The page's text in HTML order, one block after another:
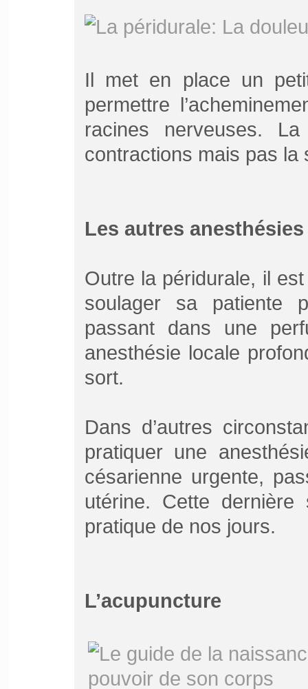
Il met en place un
permettre
racines nerveuses.
contractions mais pas la
Les autres anesthésies
Outre la péridurale, il
soulager sa patiente
passant dans une
anesthésie locale
sort.
Dans d’autres
pratiquer une
césarienne urgente,
utérine. Cette
pratique de nos jours.
L’acupuncture